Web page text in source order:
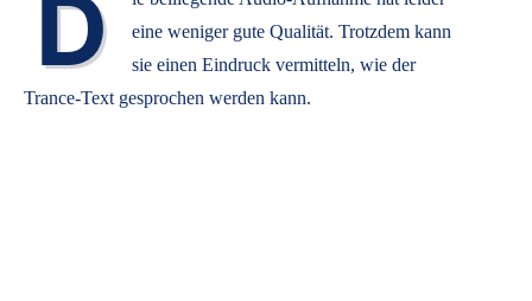
D
eine weniger gute Qualität. Trotzdem kann
sie einen Eindruck vermitteln, wie der
Trance-Text gesprochen werden kann.